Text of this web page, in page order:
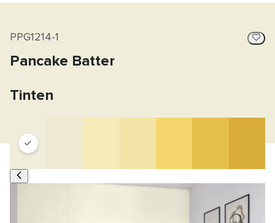
PPG1214-1
Pancake Batter
Tinten